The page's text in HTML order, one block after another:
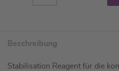
Beschreibung
Stabilisation Reagent für die